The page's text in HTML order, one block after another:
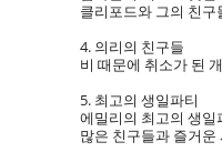
클리포드와 그의 친
4. 의리의 친구들
비 때문에 취소가 된
5. 최고의 생일파티
에밀리의 최고의 생
많은 친구들과 즐거